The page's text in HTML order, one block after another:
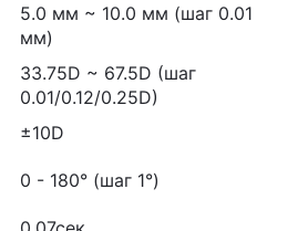
5.0 мм ~ 10.0 мм (шаг 0.01
мм)
33.75D ~ 67.5D (шаг
0.01/0.12/0.25D)
±10D
0 - 180° (шаг 1°)